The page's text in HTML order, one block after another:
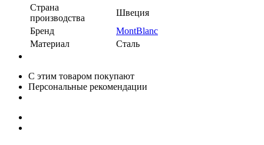
Страна
производства
Швеция
Бренд
MontBlanc
Материал
Сталь
С этим товаром покупают
Персональные рекомендации